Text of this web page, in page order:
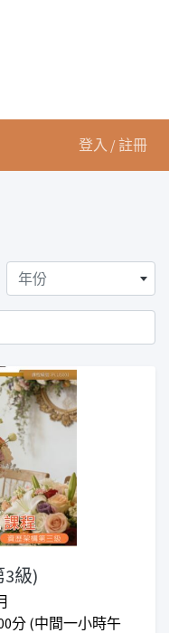
登入 / 註冊
年份
級)
分 (中間一小時午